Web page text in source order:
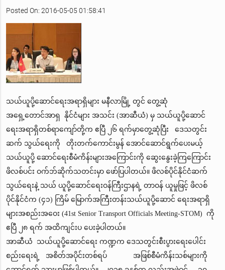
Posted On: 2016-05-05 01:58:41
သယ်ယူပို့ဆောင်ရေးအရာရှိများ မနီလာမြို့ တွင် တွေ့ဆုံ
အရှေ့တောင်အာရှ နိုင်ငံများ အသင်း (အာဆီယံ) မှ သယ်ယူပို့ဆောင်
ရေးအရာရှိတစ်ရာကျော်တို့က ဧပြီ ၂၆ ရက်မှာတွေ့ဆုံပြီး ဒေသတွင်း
ဆက် သွယ်ရေးကို တိုးတက်ကောင်းမွန် အောင်ဆောင်ရွက်ပေးမယ့်
သယ်ယူပို့ ဆောင်ရေးစီမံကိန်းများအကြောင်းကို ဆွေးနွေးခဲ့ကြကြောင်း
ဖိလစ်ပင်း ဝက်ဘ်ဆိုက်သတင်းမှာ ဖော်ပြပါတယ်။ ဖိလစ်ပိုင်နိုင်ငံဆက်
သွယ်ရေးနဲ့ သယ် ယူပို့ဆောင်ရေးဝန်ကြီးဌာနရဲ့ တာဝန် ယူမှုဖြင့် ဖိလစ်
ပိုင်နိုင်ငံက (၄၁) ကြိမ် မြောက်အကြီးတန်းသယ်ယူပို့ဆောင် ရေးအရာရှိ
များအစည်းအဝေး (41st Senior Transport Officials Meeting-STOM) ကို
ဧပြီ ၂၈ ရက် အထိကျင်းပ ပေးခဲ့ပါတယ်။
အာဆီယံ သယ်ယူပို့ဆောင်ရေး ကဏ္ဍက ဒေသတွင်းစီးပွားရေးပေါင်း
စည်းရေးရဲ့ အစိတ်အပိုင်းတစ်ရပ် အဖြစ်စီမံကိန်းသစ်များကို